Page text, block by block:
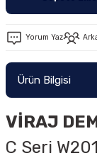
Yorum Yaz
Ürün Bilgisi
VİRAJ
C Seri